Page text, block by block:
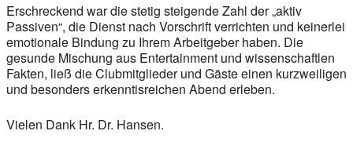
Erschreckend war die stetig steigende Zahl der „aktiv
Passiven“, die Dienst nach Vorschrift verrichten und keinerlei
emotionale Bindung zu Ihrem Arbeitgeber haben. Die
gesunde Mischung aus Entertainment und wissenschaftlen
Fakten, ließ die Clubmitglieder und Gäste einen kurzweiligen
und besonders erkenntisreichen Abend erleben.
Vielen Dank Hr. Dr. Hansen.